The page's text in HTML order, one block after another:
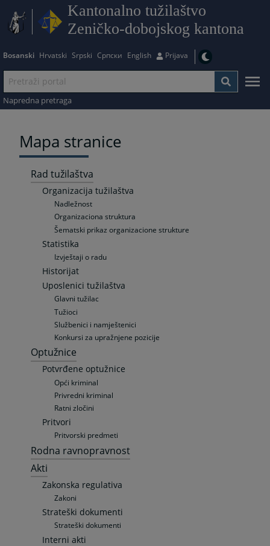
Kantonalno tužilaštvo
Zeničko-dobojskog kantona
Bosanski Hrvatski Srpski Српски English Prijava
Napredna pretraga
Mapa stranice
Rad tužilaštva
Organizacija tužilaštva
Nadležnost
Organizaciona struktura
Šematski prikaz organizacione strukture
Statistika
Izvještaji o radu
Historijat
Uposlenici tužilaštva
Glavni tužilac
Tužioci
Službenici i namještenici
Konkursi za upražnjene pozicije
Optužnice
Potvrđene optužnice
Opći kriminal
Privredni kriminal
Ratni zločini
Pritvori
Pritvorski predmeti
Rodna ravnopravnost
Akti
Zakonska regulativa
Zakoni
Strateški dokumenti
Strateški dokumenti
Interni akti